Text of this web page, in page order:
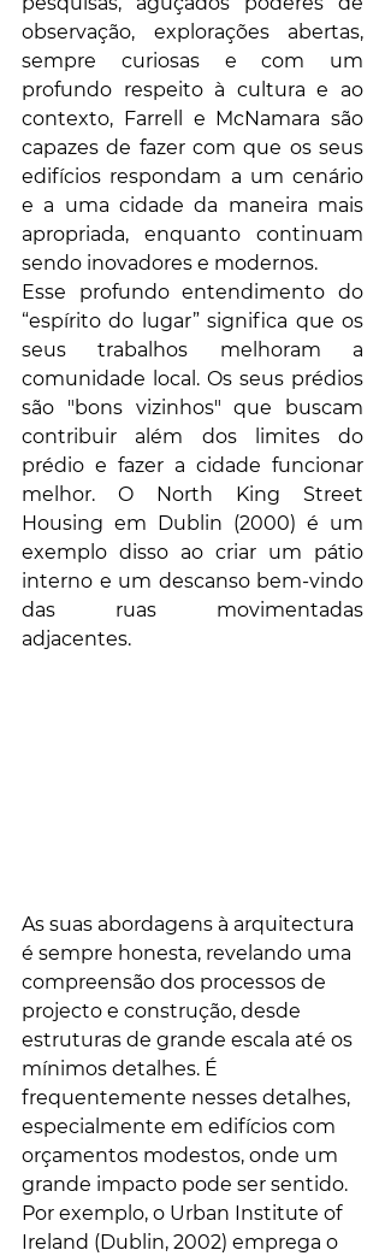
observação, explorações abertas,
sempre curiosas e com um
profundo respeito à cultura e ao
contexto, Farrell e McNamara são
capazes de fazer com que os seus
edifícios respondam a um cenário
e a uma cidade da maneira mais
apropriada, enquanto continuam
sendo inovadores e modernos.
Esse profundo entendimento do
“espírito do lugar” significa que os
seus trabalhos melhoram a
comunidade local. Os seus prédios
são "bons vizinhos" que buscam
contribuir além dos limites do
prédio e fazer a cidade funcionar
melhor. O North King Street
Housing em Dublin (2000) é um
exemplo disso ao criar um pátio
interno e um descanso bem-vindo
das ruas movimentadas
adjacentes.
As suas abordagens à arquitectura
é sempre honesta, revelando uma
compreensão dos processos de
projecto e construção, desde
estruturas de grande escala até os
mínimos detalhes. É
frequentemente nesses detalhes,
especialmente em edifícios com
orçamentos modestos, onde um
grande impacto pode ser sentido.
Por exemplo, o Urban Institute of
Ireland (Dublin, 2002) emprega o